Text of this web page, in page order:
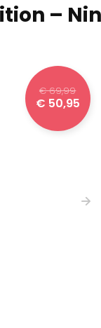
–
€ 69,99
€ 50,95